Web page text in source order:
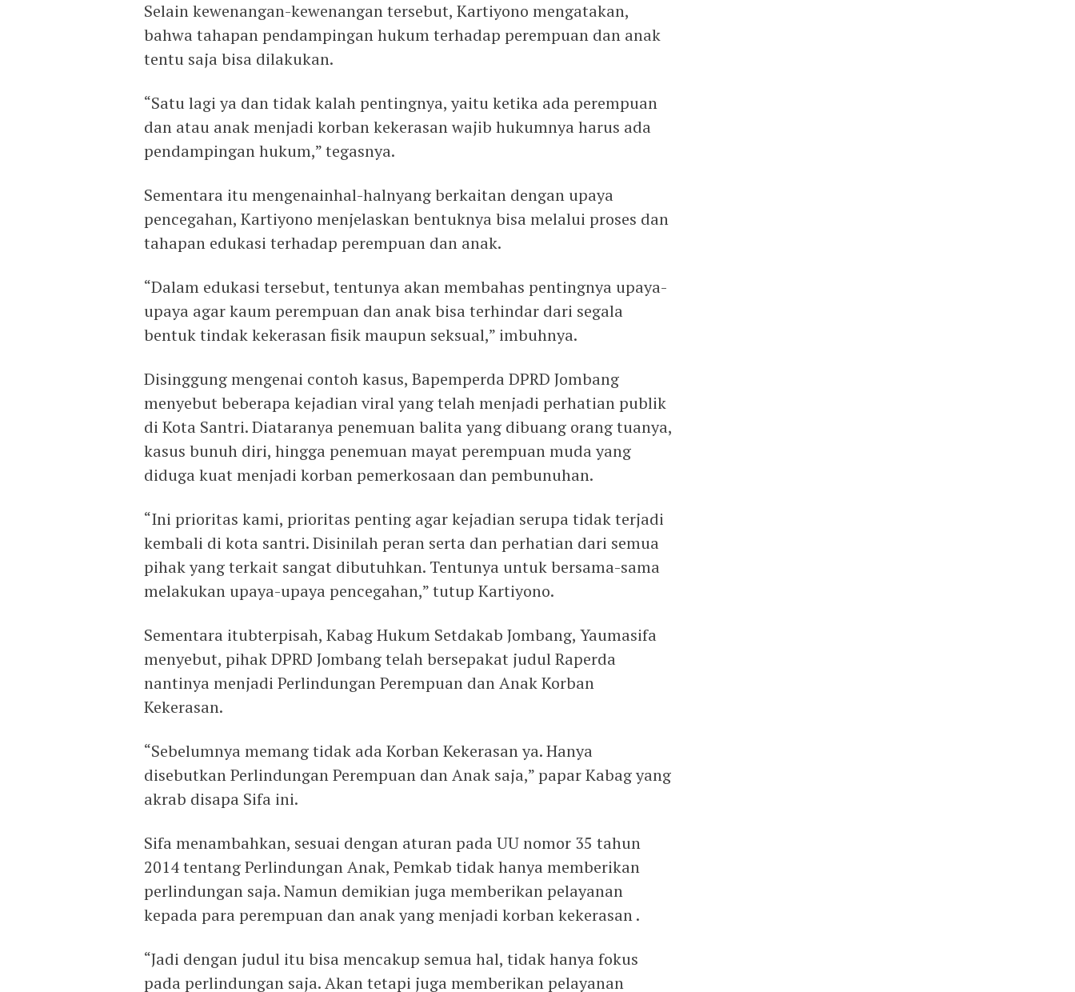
Selain kewenangan-kewenangan tersebut, Kartiyono mengatakan,
bahwa tahapan pendampingan hukum terhadap perempuan dan anak
tentu saja bisa dilakukan.
“Satu lagi ya dan tidak kalah pentingnya, yaitu ketika ada perempuan
dan atau anak menjadi korban kekerasan wajib hukumnya harus ada
pendampingan hukum,” tegasnya.
Sementara itu mengenainhal-halnyang berkaitan dengan upaya
pencegahan, Kartiyono menjelaskan bentuknya bisa melalui proses dan
tahapan edukasi terhadap perempuan dan anak.
“Dalam edukasi tersebut, tentunya akan membahas pentingnya upaya-
upaya agar kaum perempuan dan anak bisa terhindar dari segala
bentuk tindak kekerasan fisik maupun seksual,” imbuhnya.
Disinggung mengenai contoh kasus, Bapemperda DPRD Jombang
menyebut beberapa kejadian viral yang telah menjadi perhatian publik
di Kota Santri. Diataranya penemuan balita yang dibuang orang tuanya,
kasus bunuh diri, hingga penemuan mayat perempuan muda yang
diduga kuat menjadi korban pemerkosaan dan pembunuhan.
“Ini prioritas kami, prioritas penting agar kejadian serupa tidak terjadi
kembali di kota santri. Disinilah peran serta dan perhatian dari semua
pihak yang terkait sangat dibutuhkan. Tentunya untuk bersama-sama
melakukan upaya-upaya pencegahan,” tutup Kartiyono.
Sementara itubterpisah, Kabag Hukum Setdakab Jombang, Yaumasifa
menyebut, pihak DPRD Jombang telah bersepakat judul Raperda
nantinya menjadi Perlindungan Perempuan dan Anak Korban
Kekerasan.
“Sebelumnya memang tidak ada Korban Kekerasan ya. Hanya
disebutkan Perlindungan Perempuan dan Anak saja,” papar Kabag yang
akrab disapa Sifa ini.
Sifa menambahkan, sesuai dengan aturan pada UU nomor 35 tahun
2014 tentang Perlindungan Anak, Pemkab tidak hanya memberikan
perlindungan saja. Namun demikian juga memberikan pelayanan
kepada para perempuan dan anak yang menjadi korban kekerasan .
“Jadi dengan judul itu bisa mencakup semua hal, tidak hanya fokus
pada perlindungan saja. Akan tetapi juga memberikan pelayanan